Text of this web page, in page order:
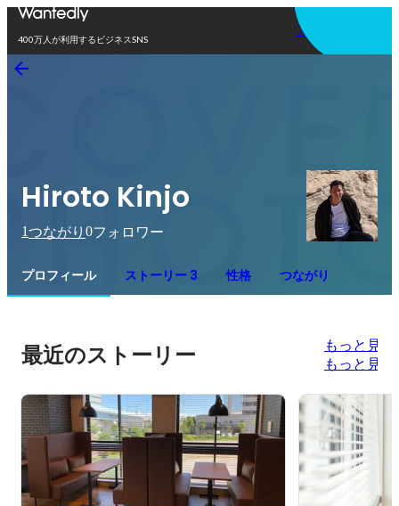
400万人が利用するビジネスSNS
アプリを使う
Hiroto Kinjo
1つながり 0フォロワー
プロフィール ストーリー 3 性格 つながり
最近のストーリー
もっと見る
もっと見る